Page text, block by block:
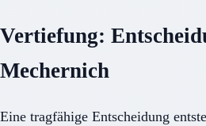
Vertiefung:
Mechernich
Eine tragfähige Entscheidung